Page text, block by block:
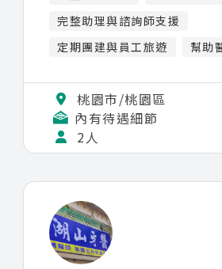
力與臨床溝通技巧。
在臨床支援上，院內已配置完
關設備，並具備完善助理與自
間於非臨床事務。
我們期待招募對學習與分享有熱
起參與院內教學文化的建立，並
下逐步累積臨床經驗，成為能
完整助理與諮詢師支援
定期團建與員工旅遊
幫助
桃園市/桃園區
內有待遇細節
2人